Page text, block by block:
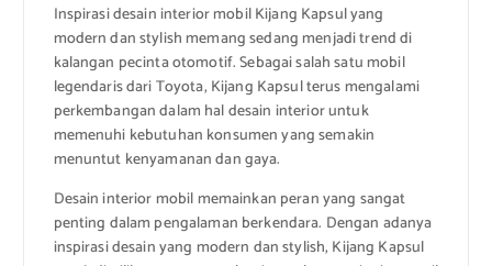
Inspirasi desain interior mobil Kijang Kapsul yang
modern dan stylish memang sedang menjadi trend di
kalangan pecinta otomotif. Sebagai salah satu mobil
legendaris dari Toyota, Kijang Kapsul terus mengalami
perkembangan dalam hal desain interior untuk
memenuhi kebutuhan konsumen yang semakin
menuntut kenyamanan dan gaya.
Desain interior mobil memainkan peran yang sangat
penting dalam pengalaman berkendara. Dengan adanya
inspirasi desain yang modern dan stylish, Kijang Kapsul